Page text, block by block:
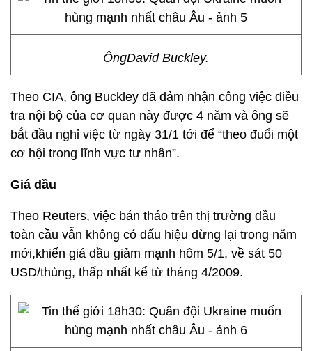
ÔngDavid Buckley.
Theo CIA, ông Buckley đã đảm nhận công việc điều
tra nội bộ của cơ quan này được 4 năm và ông sẽ
bắt đầu nghỉ việc từ ngày 31/1 tới để “theo đuổi một
cơ hội trong lĩnh vực tư nhân”.
Giá dầu
Theo Reuters, việc bán tháo trên thị trường dầu
toàn cầu vẫn không có dấu hiệu dừng lại trong năm
mới,khiến giá dầu giảm mạnh hôm 5/1, về sát 50
USD/thùng, thấp nhất kể từ tháng 4/2009.